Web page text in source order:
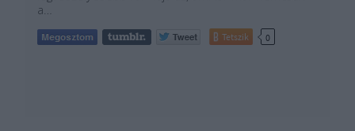
a…
Tetszik 0